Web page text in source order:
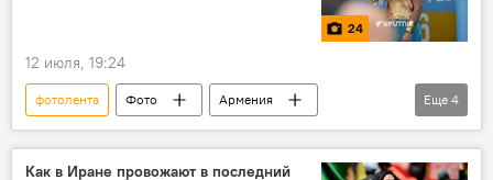
24
12 июля, 19:24
фотолента Фото
Армения
Новости Армения
Общество
Вардавар
Еще 4
Как в Иране провожают в последний